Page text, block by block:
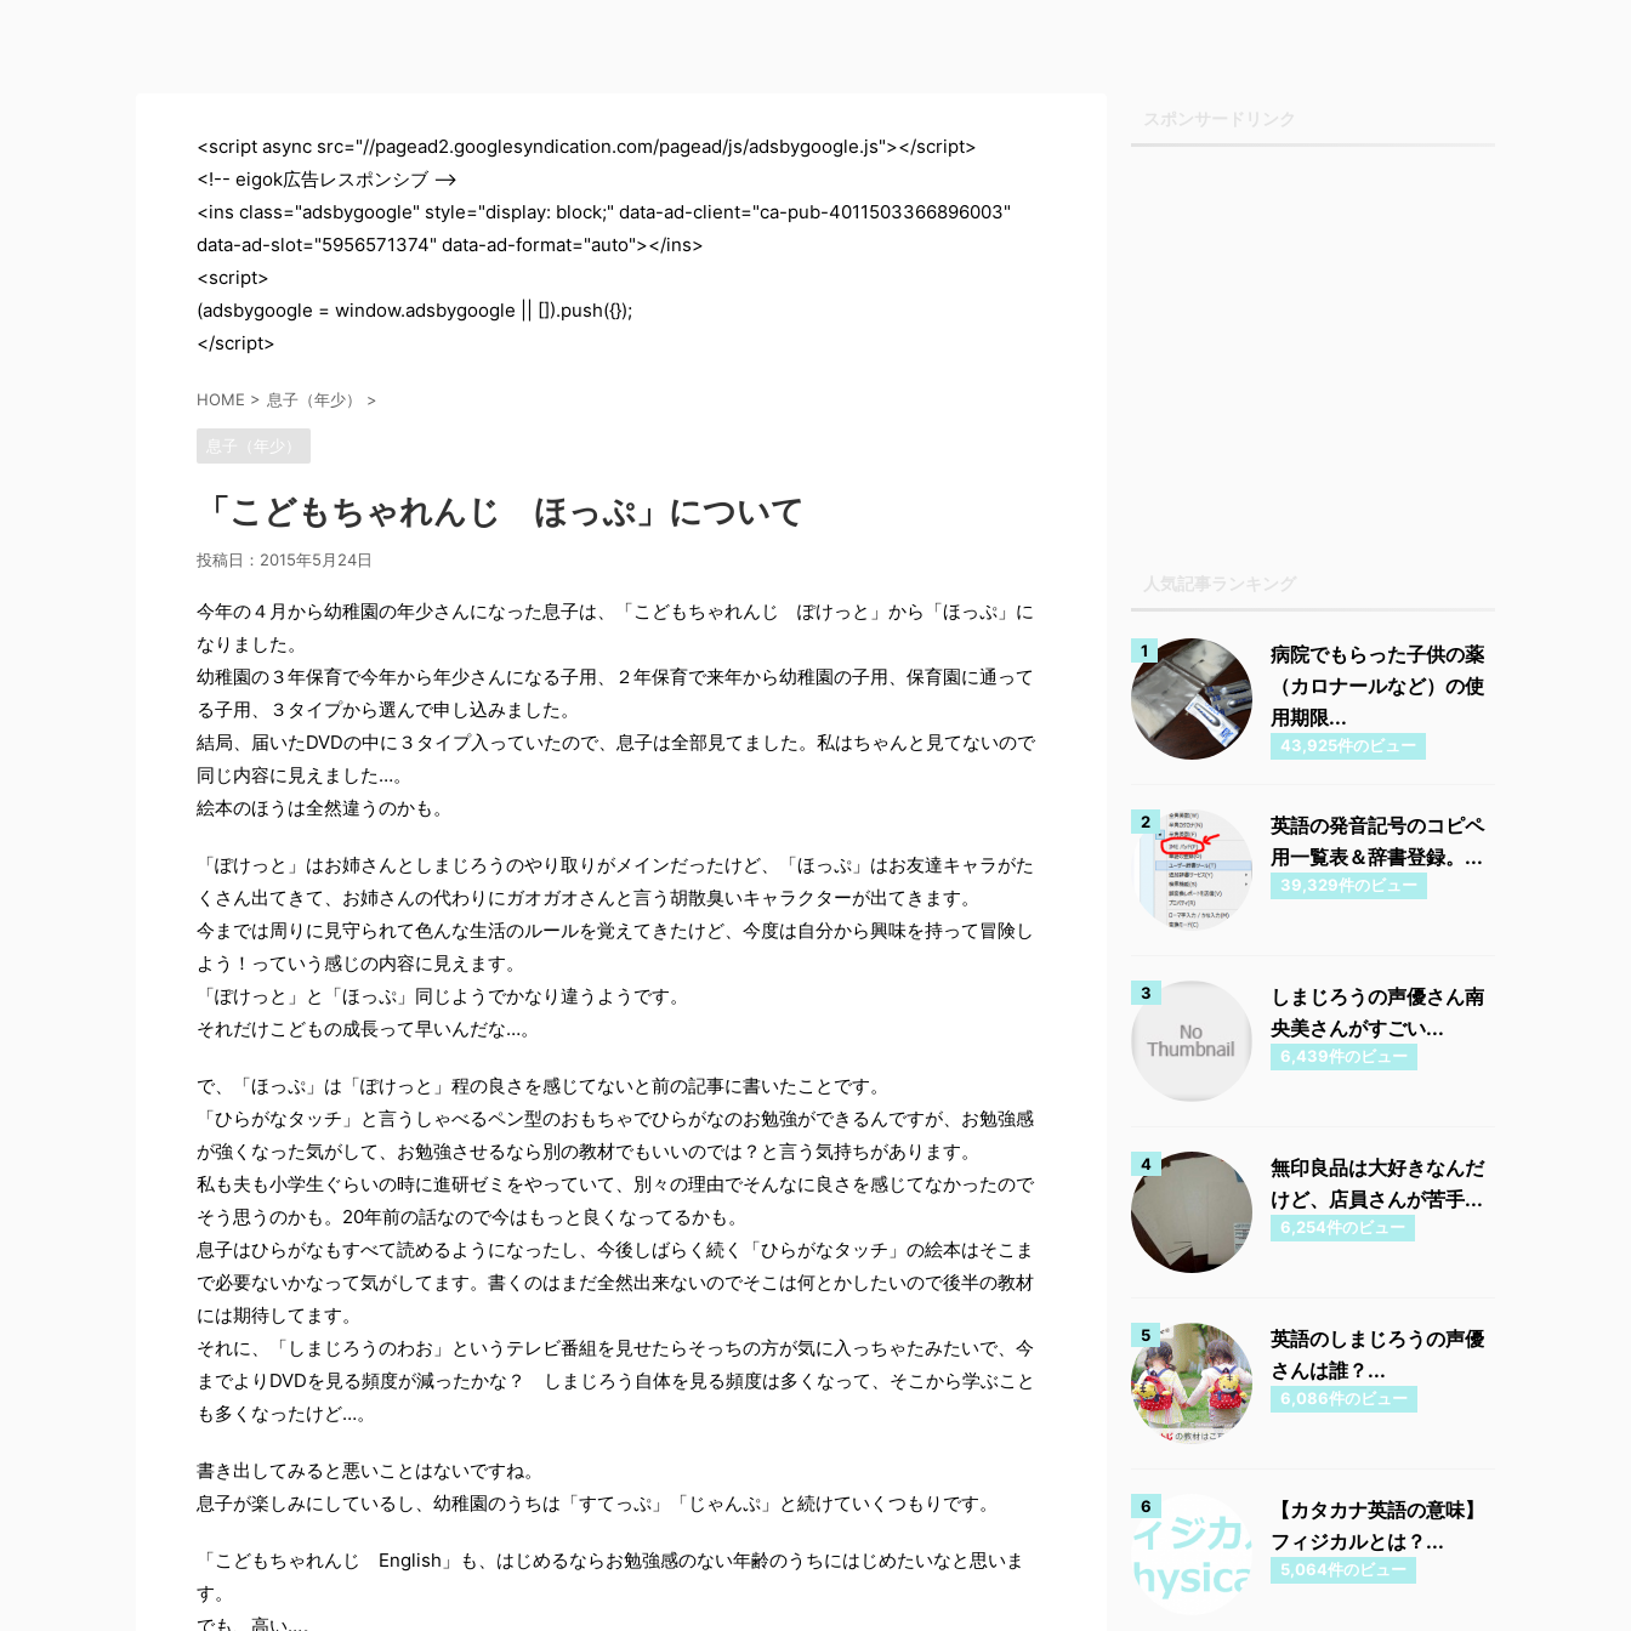
<script async src="//pagead2.googlesyndication.com/pagead/js/adsbygoogle.js"></script>
<!-- eigok広告レスポンシブ -->
<ins class="adsbygoogle" style="display: block;" data-ad-client="ca-pub-4011503366896003"
data-ad-slot="5956571374" data-ad-format="auto"></ins>
<script>
(adsbygoogle = window.adsbygoogle || []).push({});
</script>
HOME > 息子（年少） >
息子（年少）
「こどもちゃれんじ ほっぷ」について
投稿日： 2015年5月24日
今年の４月から幼稚園の年少さんになった息子は、「こどもちゃれんじ ぽけっと」から「ほっぷ」に
なりました。
幼稚園の３年保育で今年から年少さんになる子用、２年保育で来年から幼稚園の子用、保育園に通って
る子用、３タイプから選んで申し込みました。
結局、届いたDVDの中に３タイプ入っていたので、息子は全部見てました。私はちゃんと見てないので
同じ内容に見えました…。
絵本のほうは全然違うのかも。
「ぽけっと」はお姉さんとしまじろうのやり取りがメインだったけど、「ほっぷ」はお友達キャラがた
くさん出てきて、お姉さんの代わりにガオガオさんと言う胡散臭いキャラクターが出てきます。
今までは周りに見守られて色んな生活のルールを覚えてきたけど、今度は自分から興味を持って冒険し
よう！っていう感じの内容に見えます。
「ぽけっと」と「ほっぷ」同じようでかなり違うようです。
それだけこどもの成長って早いんだな…。
で、「ほっぷ」は「ぽけっと」程の良さを感じてないと前の記事に書いたことです。
「ひらがなタッチ」と言うしゃべるペン型のおもちゃでひらがなのお勉強ができるんですが、お勉強感
が強くなった気がして、お勉強させるなら別の教材でもいいのでは？と言う気持ちがあります。
私も夫も小学生ぐらいの時に進研ゼミをやっていて、別々の理由でそんなに良さを感じてなかったので
そう思うのかも。20年前の話なので今はもっと良くなってるかも。
息子はひらがなもすべて読めるようになったし、今後しばらく続く「ひらがなタッチ」の絵本はそこま
で必要ないかなって気がしてます。書くのはまだ全然出来ないのでそこは何とかしたいので後半の教材
には期待してます。
それに、「しまじろうのわお」というテレビ番組を見せたらそっちの方が気に入っちゃたみたいで、今
までよりDVDを見る頻度が減ったかな？ しまじろう自体を見る頻度は多くなって、そこから学ぶこと
も多くなったけど…。
書き出してみると悪いことはないですね。
息子が楽しみにしているし、幼稚園のうちは「すてっぷ」「じゃんぷ」と続けていくつもりです。
「こどもちゃれんじ English」も、はじめるならお勉強感のない年齢のうちにはじめたいなと思いま
す。
でも、高い…。
病院でもらった子供の薬
（カロナールなど）の使
用期限...
43,925件のビュー
英語の発音記号のコピペ
用一覧表＆辞書登録。...
39,329件のビュー
しまじろうの声優さん南
央美さんがすごい...
6,439件のビュー
無印良品は大好きなんだ
けど、店員さんが苦手...
6,254件のビュー
英語のしまじろうの声優
さんは誰？...
6,086件のビュー
【カタカナ英語の意味】
フィジカルとは？...
5,064件のビュー